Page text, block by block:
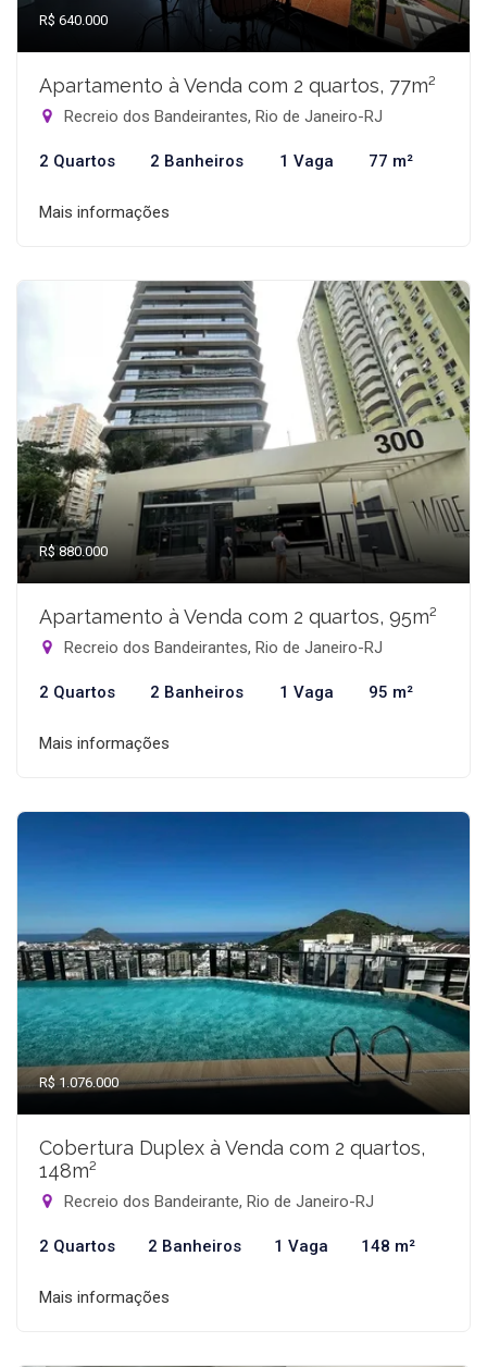
R$ 640.000
Apartamento à Venda com 2 quartos, 77m²
Recreio dos Bandeirantes, Rio de Janeiro-RJ
2 Quartos 2 Banheiros 1 Vaga 77 m²
Mais informações
R$ 880.000
Apartamento à Venda com 2 quartos, 95m²
Recreio dos Bandeirantes, Rio de Janeiro-RJ
2 Quartos 2 Banheiros 1 Vaga 95 m²
Mais informações
R$ 1.076.000
Cobertura Duplex à Venda com 2 quartos,
148m²
Recreio dos Bandeirante, Rio de Janeiro-RJ
2 Quartos 2 Banheiros 1 Vaga 148 m²
Mais informações